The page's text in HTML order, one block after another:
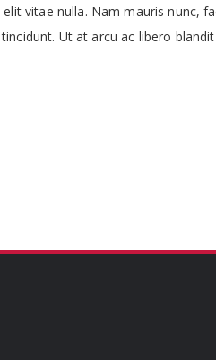
vitae nulla. Nam mauris nunc,
Ut at arcu ac libero